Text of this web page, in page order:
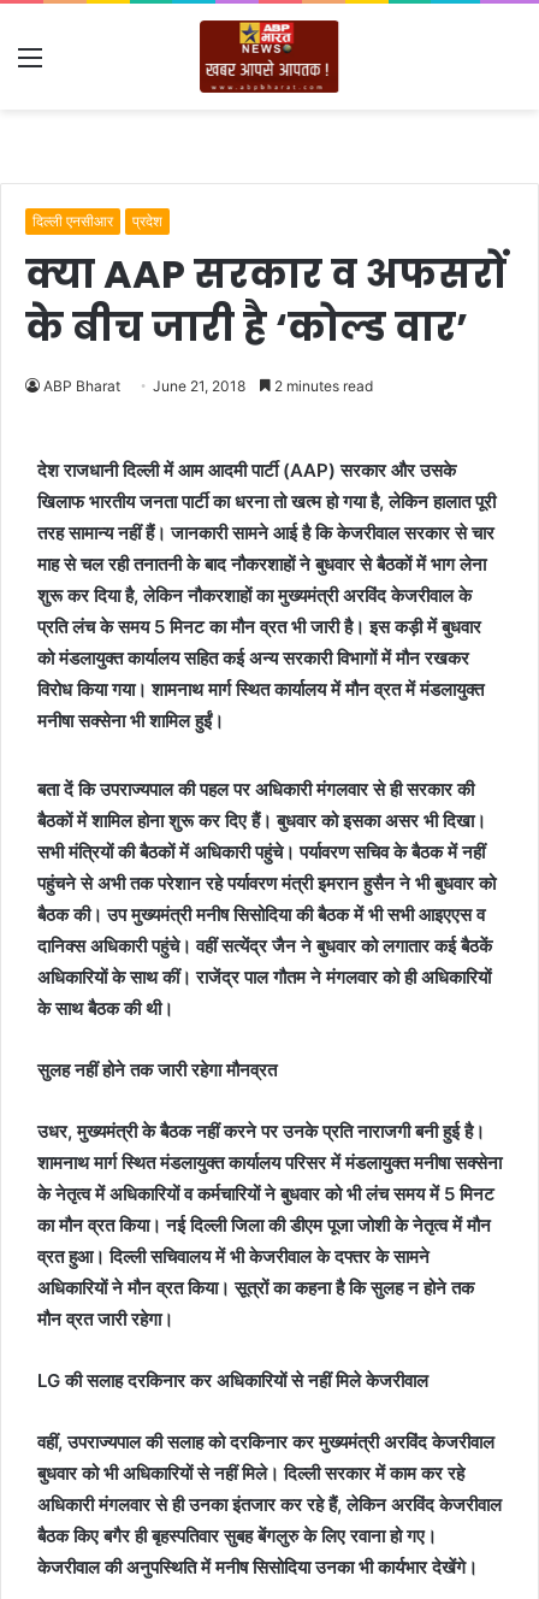
Menu
दिल्ली एनसीआर प्रदेश
क्या AAP सरकार व अफसरों
के बीच जारी है ‘कोल्ड वार’
ABP Bharat June 21, 2018 2 minutes read
देश राजधानी दिल्ली में आम आदमी पार्टी (AAP) सरकार और उसके
खिलाफ भारतीय जनता पार्टी का धरना तो खत्म हो गया है, लेकिन हालात पूरी
तरह सामान्य नहीं हैं। जानकारी सामने आई है कि केजरीवाल सरकार से चार
माह से चल रही तनातनी के बाद नौकरशाहों ने बुधवार से बैठकों में भाग लेना
शुरू कर दिया है, लेकिन नौकरशाहों का मुख्यमंत्री अरविंद केजरीवाल के
प्रति लंच के समय 5 मिनट का मौन व्रत भी जारी है। इस कड़ी में बुधवार
को मंडलायुक्त कार्यालय सहित कई अन्य सरकारी विभागों में मौन रखकर
विरोध किया गया। शामनाथ मार्ग स्थित कार्यालय में मौन व्रत में मंडलायुक्त
मनीषा सक्सेना भी शामिल हुईं।
बता दें कि उपराज्यपाल की पहल पर अधिकारी मंगलवार से ही सरकार की
बैठकों में शामिल होना शुरू कर दिए हैं। बुधवार को इसका असर भी दिखा।
सभी मंत्रियों की बैठकों में अधिकारी पहुंचे। पर्यावरण सचिव के बैठक में नहीं
पहुंचने से अभी तक परेशान रहे पर्यावरण मंत्री इमरान हुसैन ने भी बुधवार को
बैठक की। उप मुख्यमंत्री मनीष सिसोदिया की बैठक में भी सभी आइएएस व
दानिक्स अधिकारी पहुंचे। वहीं सत्येंद्र जैन ने बुधवार को लगातार कई बैठकें
अधिकारियों के साथ कीं। राजेंद्र पाल गौतम ने मंगलवार को ही अधिकारियों
के साथ बैठक की थी।
सुलह नहीं होने तक जारी रहेगा मौनव्रत
उधर, मुख्यमंत्री के बैठक नहीं करने पर उनके प्रति नाराजगी बनी हुई है।
शामनाथ मार्ग स्थित मंडलायुक्त कार्यालय परिसर में मंडलायुक्त मनीषा सक्सेना
के नेतृत्व में अधिकारियों व कर्मचारियों ने बुधवार को भी लंच समय में 5 मिनट
का मौन व्रत किया। नई दिल्ली जिला की डीएम पूजा जोशी के नेतृत्व में मौन
व्रत हुआ। दिल्ली सचिवालय में भी केजरीवाल के दफ्तर के सामने
अधिकारियों ने मौन व्रत किया। सूत्रों का कहना है कि सुलह न होने तक
मौन व्रत जारी रहेगा।
LG की सलाह दरकिनार कर अधिकारियों से नहीं मिले केजरीवाल
वहीं, उपराज्यपाल की सलाह को दरकिनार कर मुख्यमंत्री अरविंद केजरीवाल
बुधवार को भी अधिकारियों से नहीं मिले। दिल्ली सरकार में काम कर रहे
अधिकारी मंगलवार से ही उनका इंतजार कर रहे हैं, लेकिन अरविंद केजरीवाल
बैठक किए बगैर ही बृहस्पतिवार सुबह बेंगलुरु के लिए रवाना हो गए।
केजरीवाल की अनुपस्थिति में मनीष सिसोदिया उनका भी कार्यभार देखेंगे।